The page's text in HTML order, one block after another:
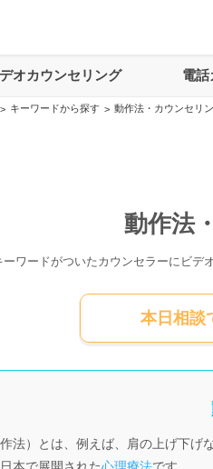
オカウンセリング 電話
> キーワードから探す > 動作法・カウンセリ
動作法
ーワードがついたカウンセラーにビデ
本日相談
法）とは、例えば、肩の上げ下げ